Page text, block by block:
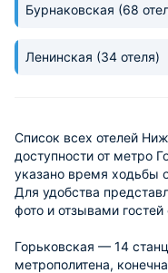
Бурнаковская (68
Ленинская (34 отеля)
Список всех отелей
доступности от метро
указано время ходьбы
Для удобства
фото и отзывами
Горьковская — 14
метрополитена,